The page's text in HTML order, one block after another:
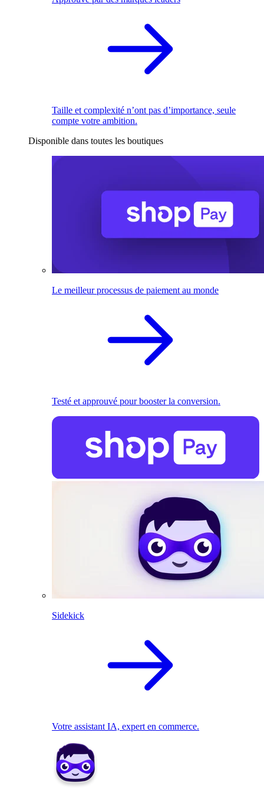
Taille et complexité n’ont pas d’importance, seule
compte votre ambition.
Disponible dans toutes les boutiques
Le meilleur processus de paiement au monde
Testé et approuvé pour booster la conversion.
Sidekick
Votre assistant IA, expert en commerce.